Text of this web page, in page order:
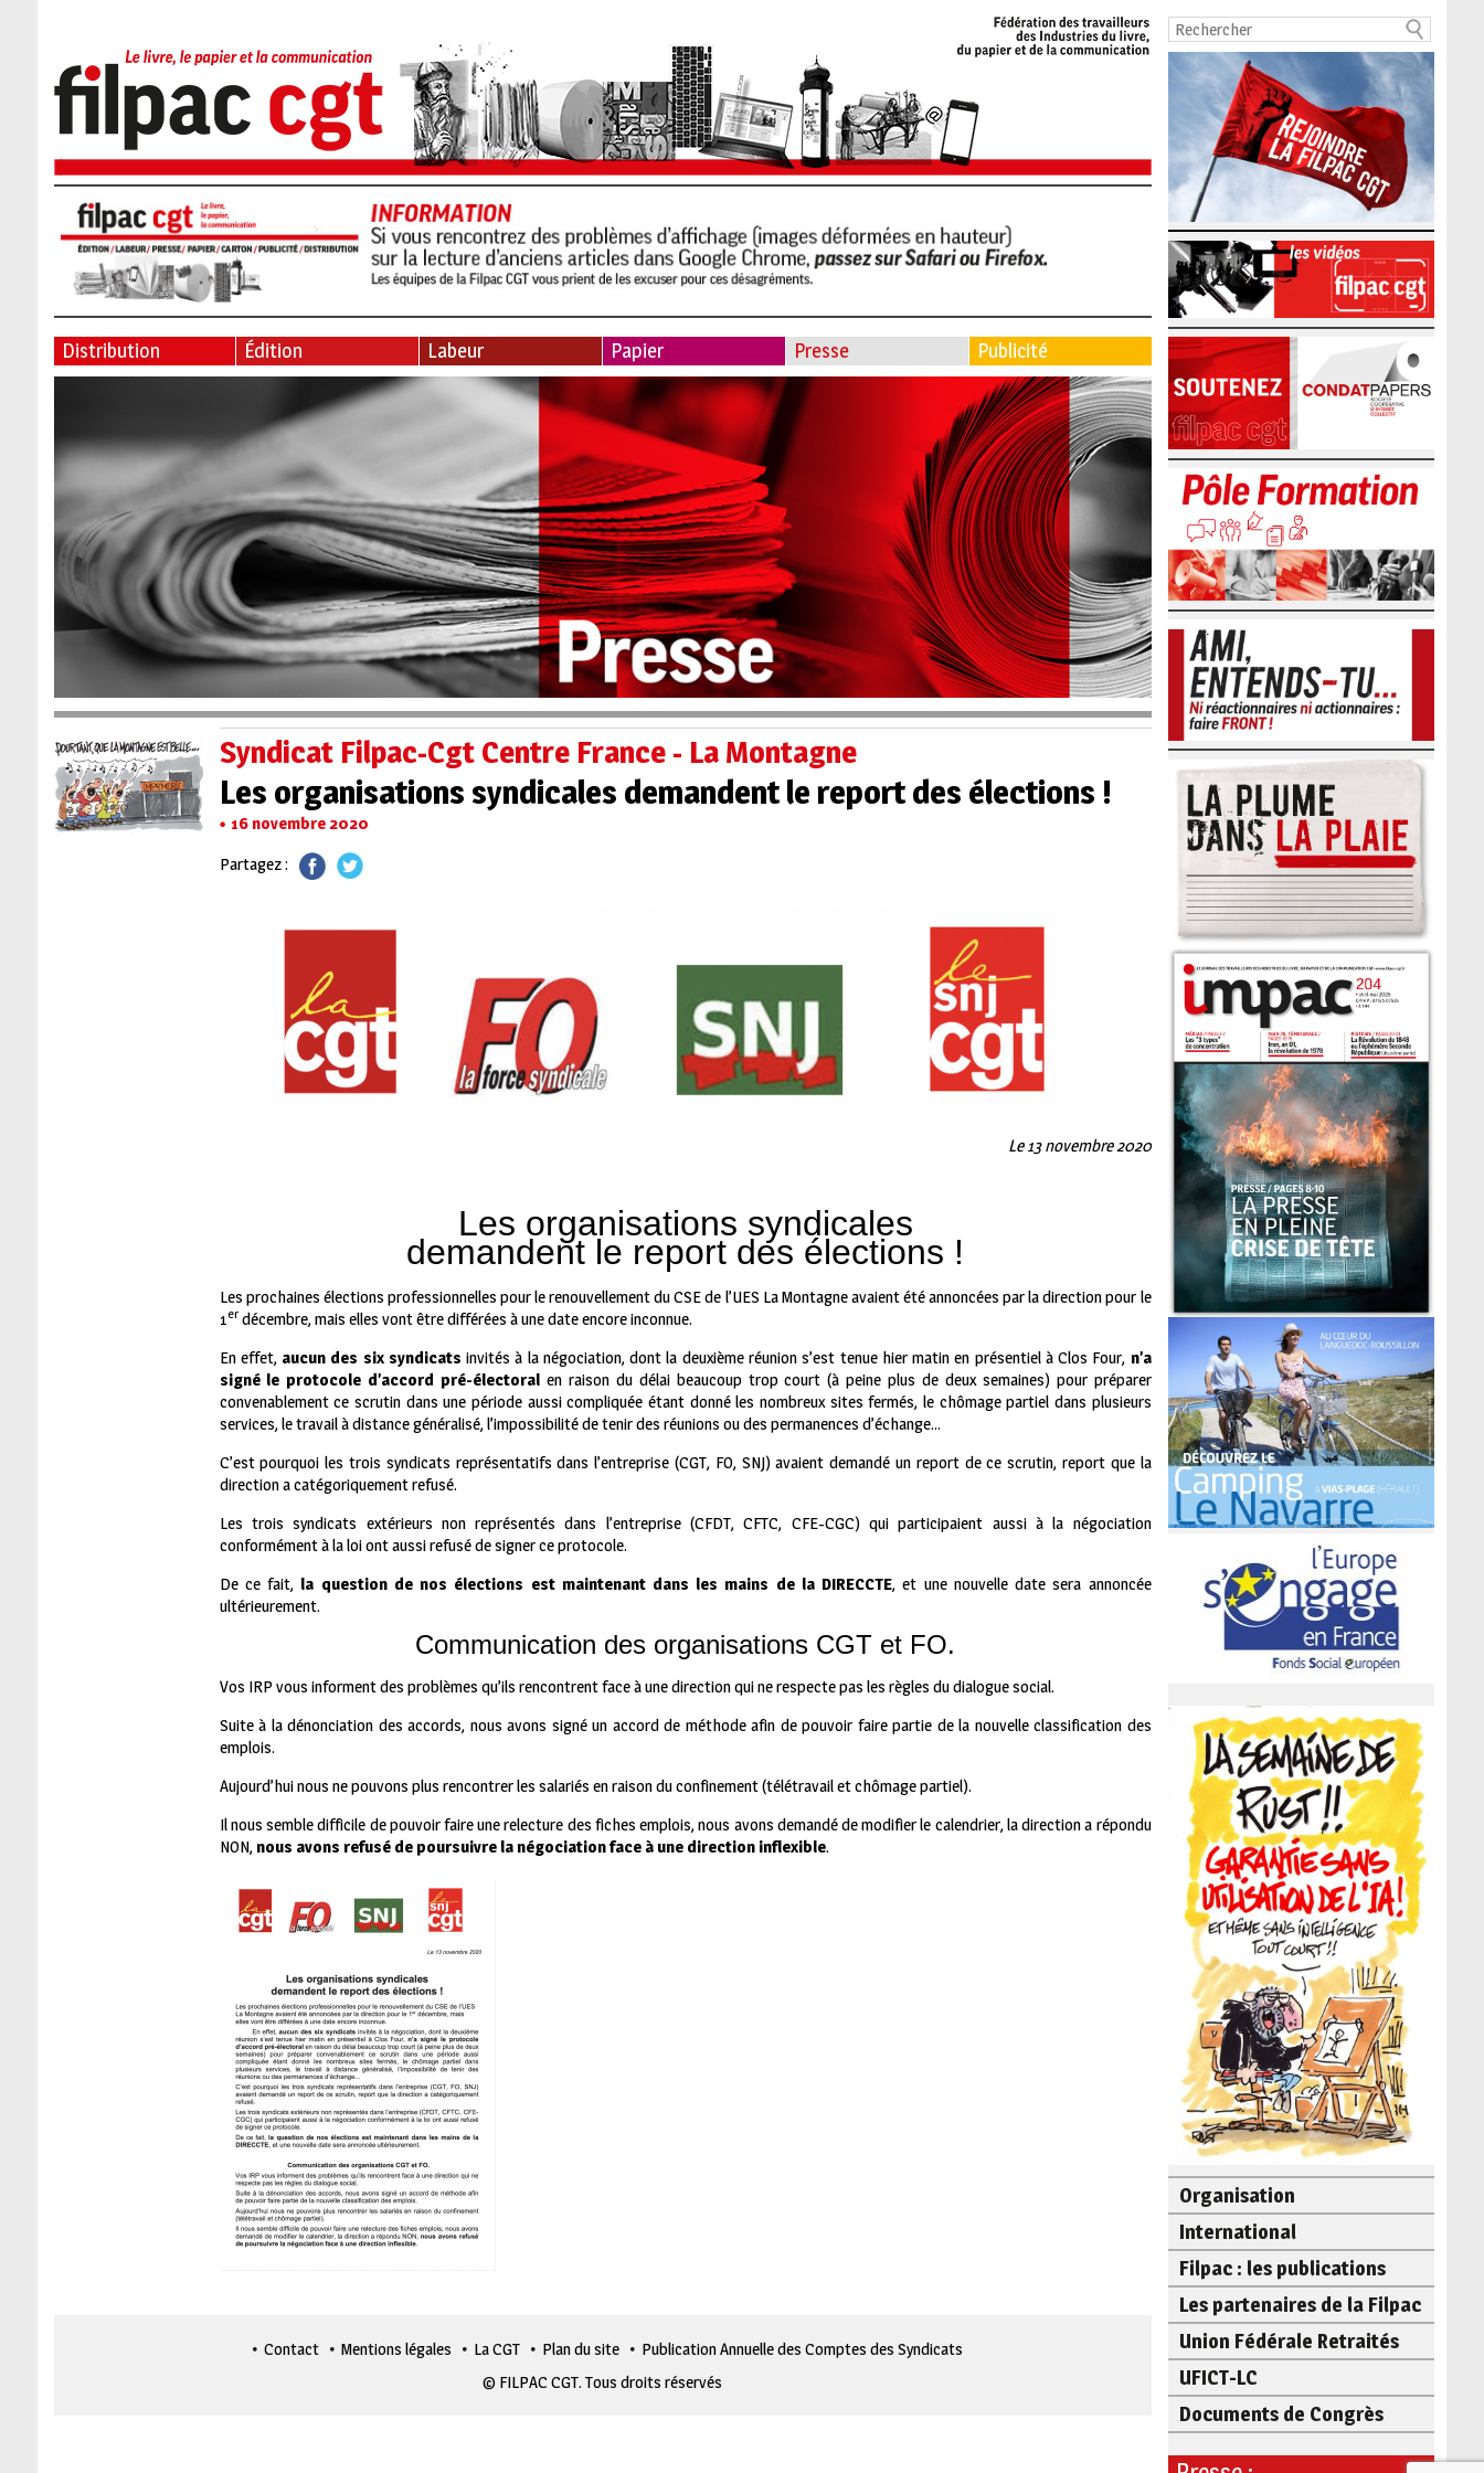
Distribution Édition Labeur Papier Presse Publicité
Syndicat Filpac-Cgt Centre France - La Montagne
Les organisations syndicales demandent le report des élections !
16 novembre 2020
Partagez :
Le 13 novembre 2020
Les organisations syndicales
demandent le report des élections !
Les prochaines élections professionnelles pour le renouvellement du CSE de l’UES La Montagne avaient été annoncées par la direction pour le
1 erdécembre, mais elles vont être différées à une date encore inconnue.
En effet, aucun des six syndicats invités à la négociation, dont la deuxième réunion s’est tenue hier matin en présentiel à Clos Four, n’a
signé le protocole d’accord pré-électoral en raison du délai beaucoup trop court (à peine plus de deux semaines) pour préparer
convenablement ce scrutin dans une période aussi compliquée étant donné les nombreux sites fermés, le chômage partiel dans plusieurs
services, le travail à distance généralisé, l’impossibilité de tenir des réunions ou des permanences d’échange…
C’est pourquoi les trois syndicats représentatifs dans l’entreprise (CGT, FO, SNJ) avaient demandé un report de ce scrutin, report que la
direction a catégoriquement refusé.
Les trois syndicats extérieurs non représentés dans l’entreprise (CFDT, CFTC, CFE-CGC) qui participaient aussi à la négociation
conformément à la loi ont aussi refusé de signer ce protocole.
De ce fait, la question de nos élections est maintenant dans les mains de la DIRECCTE, et une nouvelle date sera annoncée
ultérieurement.
Communication des organisations CGT et FO.
Vos IRP vous informent des problèmes qu’ils rencontrent face à une direction qui ne respecte pas les règles du dialogue social.
Suite à la dénonciation des accords, nous avons signé un accord de méthode afin de pouvoir faire partie de la nouvelle classification des
emplois.
Aujourd’hui nous ne pouvons plus rencontrer les salariés en raison du confinement (télétravail et chômage partiel).
Il nous semble difficile de pouvoir faire une relecture des fiches emplois, nous avons demandé de modifier le calendrier, la direction a répondu
NON, nous avons refusé de poursuivre la négociation face à une direction inflexible.
Contact Mentions légales La CGT Plan du site
Publication Annuelle des Comptes des Syndicats
© FILPAC CGT. Tous droits réservés
Organisation
International
Filpac : les publications
Les partenaires de la Filpac
Union Fédérale Retraités
UFICT-LC
Documents de Congrès